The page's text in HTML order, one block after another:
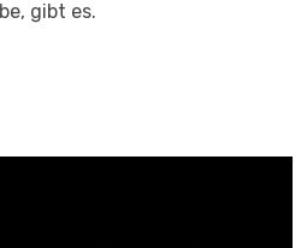
gibt es.